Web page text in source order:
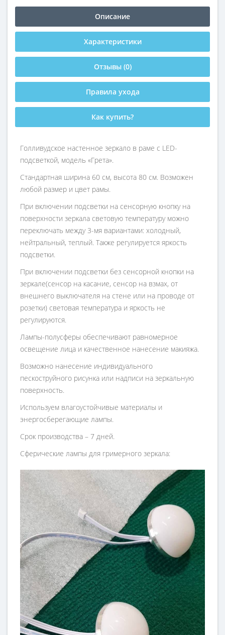
Описание
Характеристики
Отзывы (0)
Правила ухода
Как купить?
Голливудское настенное зеркало в раме с LED-
подсветкой, модель «Грета».
Стандартная ширина 60 см, высота 80 см. Возможен
любой размер и цвет рамы.
При включении подсветки на сенсорную кнопку на
поверхности зеркала световую температуру можно
переключать между 3-мя вариантами: холодный,
нейтральный, теплый. Также регулируется яркость
подсветки.
При включении подсветки без сенсорной кнопки на
зеркале(сенсор на касание, сенсор на взмах, от
внешнего выключателя на стене или на проводе от
розетки) световая температура и яркость не
регулируются.
Лампы-полусферы обеспечивают равномерное
освещение лица и качественное нанесение макияжа.
Возможно нанесение индивидуального
пескоструйного рисунка или надписи на зеркальную
поверхность.
Используем влагоустойчивые материалы и
энергосберегающие лампы.
Срок производства – 7 дней.
Сферические лампы для гримерного зеркала: